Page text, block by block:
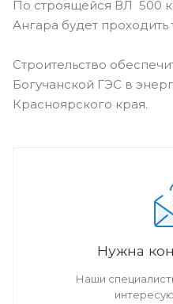
По строящейся ВЛ 500
Ангара будет
Строительство
Богучанской ГЭС в
Красноярского края.
Нужна
Наши